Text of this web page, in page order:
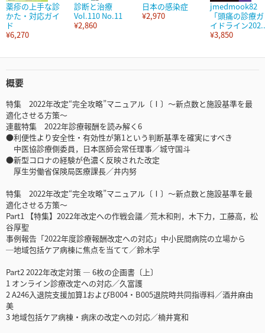
薬疹の上手な診
かた・対応ガイ
ド
¥6,270
診断と治療
Vol.110 No.11
¥2,860
日本の感染症
¥2,970
jmedmook82
「頭痛の診療ガ
イドライン
¥3,850
概要
特集 2022年改定“完全攻略”マニュアル〔Ⅰ〕～新点数と施設基準を最
適化させる方策～
連載特集 2022年診療報酬を読み解く6
●利便性より安全性・有効性が第1という判断基準を確実にすべき
中医協診療側委員，日本医師会常任理事／城守国斗
●新型コロナの経験が色濃く反映された改定
厚生労働省保険局医療課長／井内努
特集 2022年改定“完全攻略”マニュアル〔Ⅰ〕～新点数と施設基準を最
適化させる方策～
Part1 【特集】2022年改定への作戦会議／荒木和則，木下力，工藤高，松
谷厚聖
事例報告「2022年度診療報酬改定への対応」中小民間病院の立場から
─地域包括ケア病棟に焦点を当てて／鈴木学
Part2 2022年改定対策 ― 6枚の企画書〔上〕
1 オンライン診療改定への対応／久富護
2 A246入退院支援加算1およびB004・B005退院時共同指導料／酒井麻由
美
3 地域包括ケア病棟・病床の改定への対応／楠井寛和